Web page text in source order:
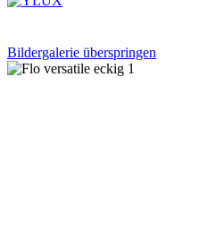
Bildergalerie überspringen